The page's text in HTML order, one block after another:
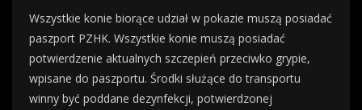
Wszystkie konie biorące udział w pokazie muszą posiadać
paszport PZHK. Wszystkie konie muszą posiadać
potwierdzenie aktualnych szczepień przeciwko grypie,
wpisane do paszportu. Środki służące do transportu
winny być poddane dezynfekcji, potwierdzonej